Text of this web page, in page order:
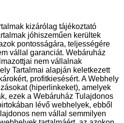
kizárólag tájékoztató
jóhiszeműen kerültek
pontosságára, teljességére
vállal garanciát. Webáruház
nem vállalnak
Tartalmai alapján keletkezett
profitkiesésért. A Webhely
(hiperlinkeket), amelyek
ezek a Webáruház Tulajdonos
lévő webhelyek, ebből
nem vállal semmilyen